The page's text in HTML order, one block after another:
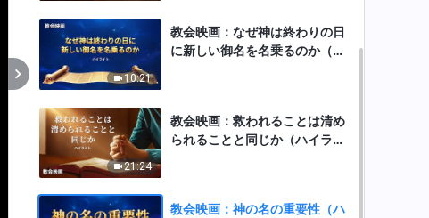
10:21
教会映画：なぜ神は終わりの日
に新しい御名を名乗るのか（ハ
21:24
教会映画：救われることは清め
られることと同じか（ハイライ
教会映画：神の名の重要性（ハ